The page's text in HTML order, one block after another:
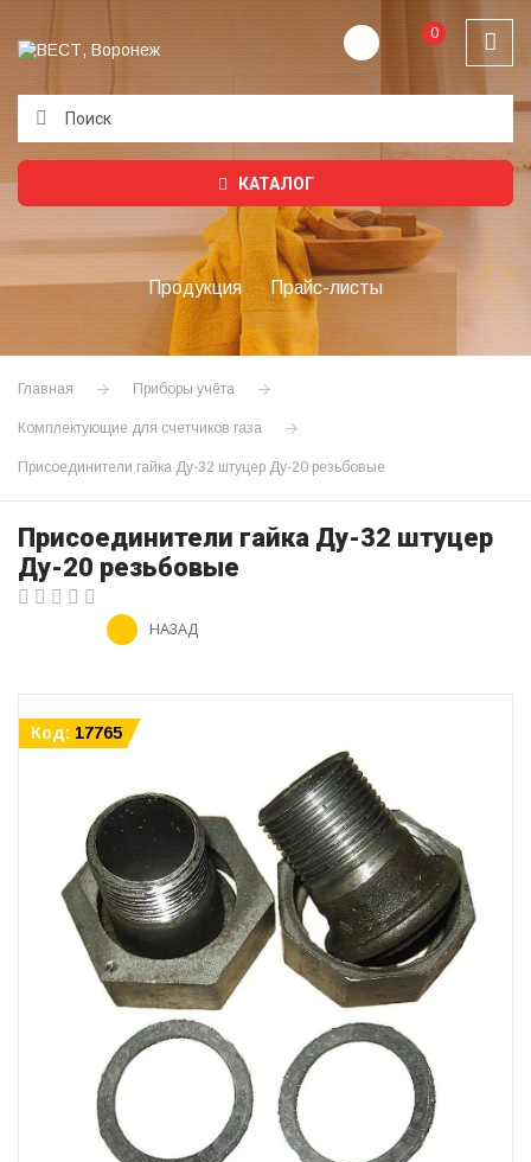
0
КАТАЛОГ
Продукция Прайс-листы
Главная Приборы учёта
Комплектующие для счетчиков газа
Присоединители гайка Ду-32 штуцер Ду-20 резьбовые
Присоединители гайка Ду-32 штуцер
Ду-20 резьбовые
НАЗАД
Код: 17765